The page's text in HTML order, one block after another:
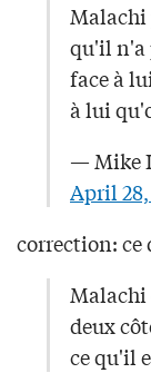
Malachi
qu'il n'a
face à
à lui
— Mike
April 28,
correction: ce
Malachi
deux
ce qu'il